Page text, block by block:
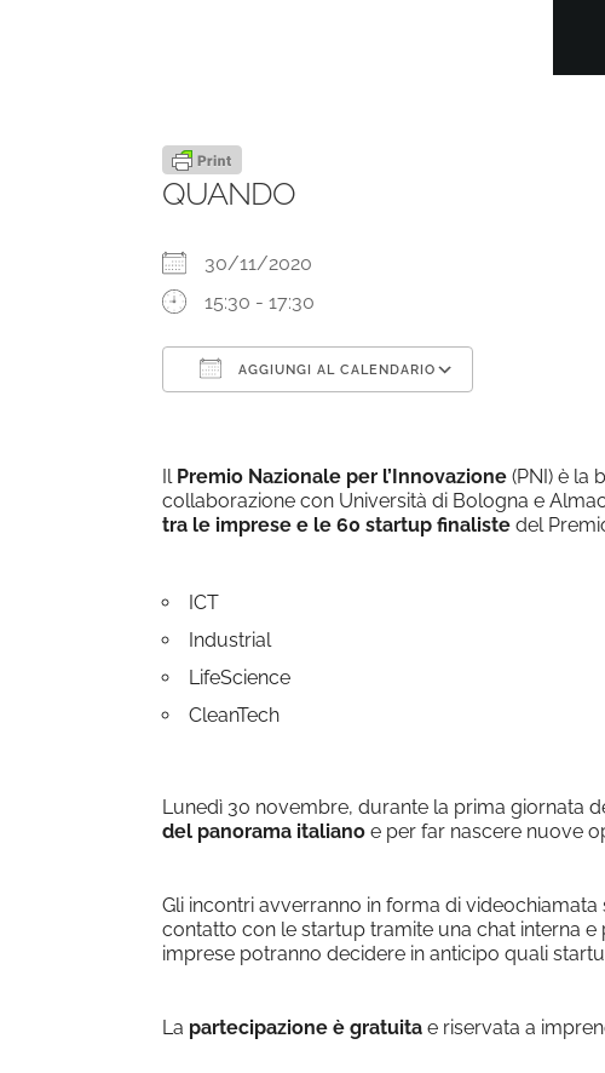
QUANDO
30/11/2020
15:30 - 17:30
AGGIUNGI AL CALENDARIO
Il Premio Nazionale per l’Innovazione (PNI) è la
collaborazione con Università di Bologna e
tra le imprese e le 60 startup finaliste del
ICT
Industrial
LifeScience
CleanTech
Lunedì 30 novembre, durante la prima giornata
del panorama italiano e per far nascere nuove
Gli incontri avverranno in forma di
contatto con le startup tramite una chat interna
imprese potranno decidere in anticipo quali
La partecipazione è gratuita e riservata a